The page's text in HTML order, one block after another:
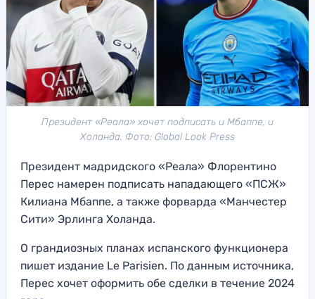
Президент «Реала» хочет подписать и Мбаппе, и
Холанда. Фото: Global Look Press
Президент мадридского «Реала» Флорентино
Перес намерен подписать нападающего «ПСЖ»
Килиана Мбаппе, а также форварда «Манчестер
Сити» Эрлинга Холанда.
О грандиозных планах испанского функционера
пишет издание Le Parisien. По данным источника,
Перес хочет оформить обе сделки в течение 2024